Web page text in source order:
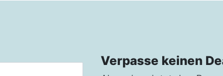
Verpasse keinen